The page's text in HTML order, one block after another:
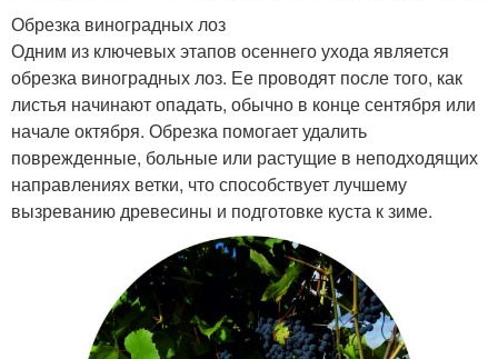
Обрезка виноградных лоз
Одним из ключевых этапов осеннего ухода является
обрезка виноградных лоз. Ее проводят после того, как
листья начинают опадать, обычно в конце сентября или
начале октября. Обрезка помогает удалить
поврежденные, больные или растущие в неподходящих
направлениях ветки, что способствует лучшему
вызреванию древесины и подготовке куста к зиме.